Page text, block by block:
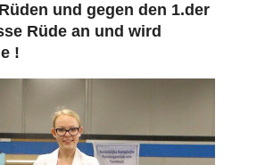
und gegen den 1.der
Rüde an und wird
!